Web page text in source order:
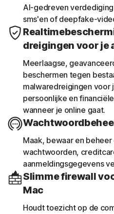
AI-gedreven
sms'en of deepfake-
dreigingen voor je
Meerlaagse,
beschermen tegen
malwaredreigingen voor
persoonlijke en
wanneer je online gaat.
Maak, bewaar en
wachtwoorden,
aanmeldingsgegevens
Slimme firewall
Mac
Houdt toezicht op de